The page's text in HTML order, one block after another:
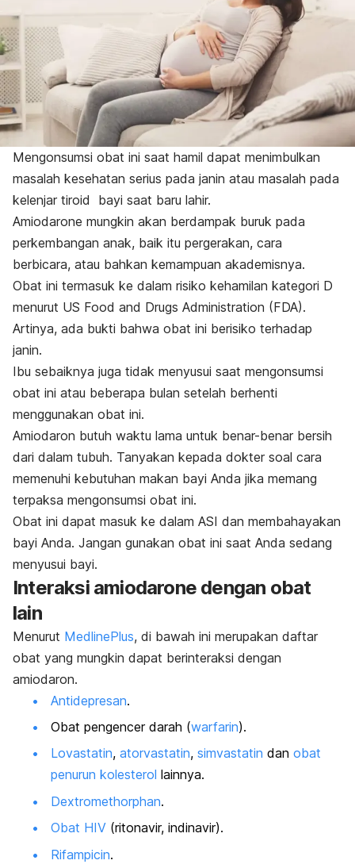
Mengonsumsi obat ini saat hamil dapat menimbulkan
masalah kesehatan serius pada janin atau masalah pada
kelenjar tiroid bayi saat baru lahir.
Amiodarone mungkin akan berdampak buruk pada
perkembangan anak, baik itu pergerakan, cara
berbicara, atau bahkan kemampuan akademisnya.
Obat ini termasuk ke dalam risiko kehamilan kategori D
menurut US Food and Drugs Administration (FDA).
Artinya, ada bukti bahwa obat ini berisiko terhadap
janin.
Ibu sebaiknya juga tidak menyusui saat mengonsumsi
obat ini atau beberapa bulan setelah berhenti
menggunakan obat ini.
Amiodaron butuh waktu lama untuk benar-benar bersih
dari dalam tubuh. Tanyakan kepada dokter soal cara
memenuhi kebutuhan makan bayi Anda jika memang
terpaksa mengonsumsi obat ini.
Obat ini dapat masuk ke dalam ASI dan membahayakan
bayi Anda. Jangan gunakan obat ini saat Anda sedang
menyusui bayi.
Interaksi amiodarone dengan obat
lain
Menurut MedlinePlus, di bawah ini merupakan daftar
obat yang mungkin dapat berinteraksi dengan
amiodaron.
Antidepresan.
Obat pengencer darah (warfarin).
Lovastatin, atorvastatin, simvastatin dan obat
penurun kolesterol lainnya.
Dextromethorphan.
Obat HIV (ritonavir, indinavir).
Rifampicin.